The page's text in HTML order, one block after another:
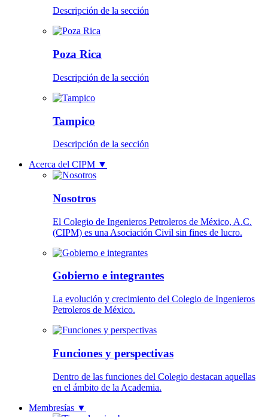
Descripción de la sección
Poza Rica
Descripción de la sección
Tampico
Descripción de la sección
Acerca del CIPM ▼
Nosotros
El Colegio de Ingenieros Petroleros de México, A.C.
(CIPM) es una Asociación Civil sin fines de lucro.
Gobierno e integrantes
La evolución y crecimiento del Colegio de Ingenieros
Petroleros de México.
Funciones y perspectivas
Dentro de las funciones del Colegio destacan aquellas
en el ámbito de la Academia.
Membresías ▼